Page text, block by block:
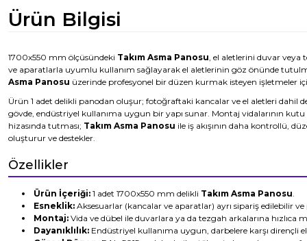
Ürün Bilgisi
1700x550 mm ölçüsündeki Takım Asma Panosu, el aletlerini duvar veya
ve aparatlarla uyumlu kullanım sağlayarak el aletlerinin göz önünde
Asma Panosu üzerinde profesyonel bir düzen kurmak isteyen işletmeler
Ürün 1 adet delikli panodan oluşur; fotoğraftaki kancalar ve el aletleri dahil
gövde, endüstriyel kullanıma uygun bir yapı sunar. Montaj vidalarının kutu
hizasında tutması; Takım Asma Panosu ile iş akışının daha kontrollü,
oluşturur ve destekler.
Özellikler
Ürün İçeriği: 1 adet 1700x550 mm delikli Takım Asma Panosu.
Esneklik: Aksesuarlar (kancalar ve aparatlar) ayrı sipariş edilebilir
Montaj: Vida ve dübel ile duvarlara ya da tezgah arkalarına
Dayanıklılık: Endüstriyel kullanıma uygun, darbelere karşı dirençli